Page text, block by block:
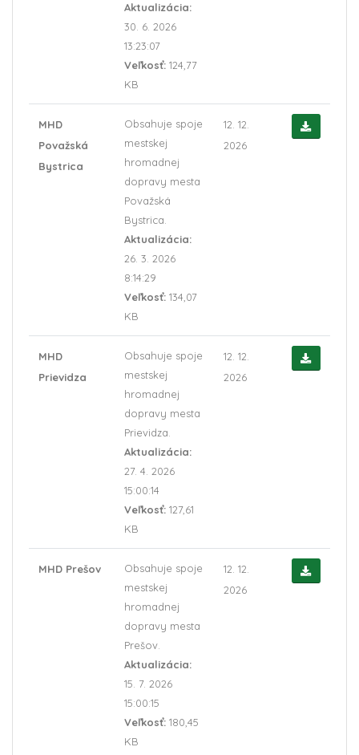
Aktualizácia:
30. 6. 2026
13:23:07
Veľkosť: 124,77
KB
MHD
Považská
Bystrica
Obsahuje spoje
mestskej
hromadnej
dopravy mesta
Považská
Bystrica.
Aktualizácia:
26. 3. 2026
8:14:29
Veľkosť: 134,07
KB
12. 12.
2026
MHD
Prievidza
Obsahuje spoje
mestskej
hromadnej
dopravy mesta
Prievidza.
Aktualizácia:
27. 4. 2026
15:00:14
Veľkosť: 127,61
KB
12. 12.
2026
MHD Prešov
Obsahuje spoje
mestskej
hromadnej
dopravy mesta
Prešov.
Aktualizácia:
15. 7. 2026
15:00:15
Veľkosť: 180,45
KB
12. 12.
2026